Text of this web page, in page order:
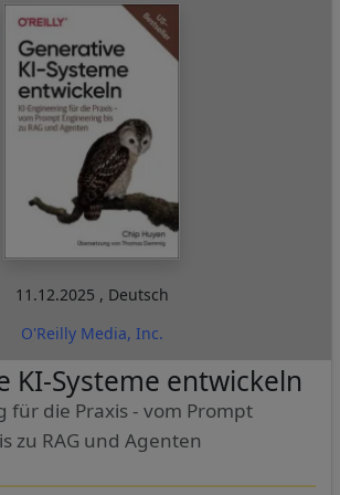
11.12.2025 , Deutsch
O'Reilly Media, Inc.
KI-Systeme entwickeln
für die Praxis - vom Prompt
zu RAG und Agenten